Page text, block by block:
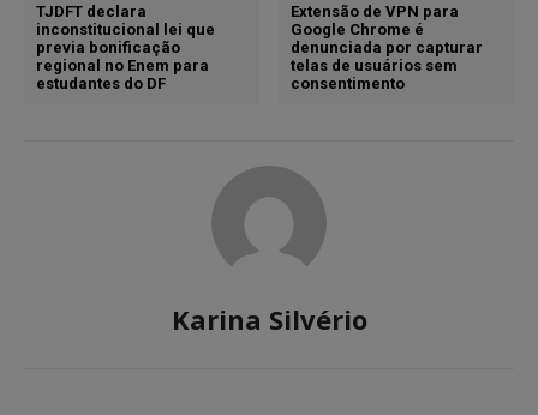
TJDFT declara
inconstitucional lei que
previa bonificação
regional no Enem para
estudantes do DF
Extensão de VPN para
Google Chrome é
denunciada por capturar
telas de usuários sem
consentimento
Karina Silvério